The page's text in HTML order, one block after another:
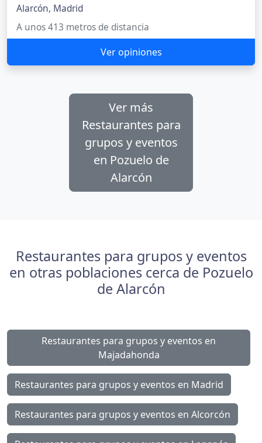
Alarcón, Madrid
A unos 413 metros de distancia
Ver opiniones
Ver más
Restaurantes para
grupos y eventos
en Pozuelo de
Alarcón
Restaurantes para grupos y eventos
en otras poblaciones cerca de Pozuelo
de Alarcón
Restaurantes para grupos y eventos en
Majadahonda
Restaurantes para grupos y eventos en Madrid
Restaurantes para grupos y eventos en Alcorcón